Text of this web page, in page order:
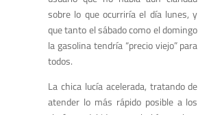
sobre lo que ocurriría el día lunes, y
quetanto el sábado como eldomingo
la gasolina tendría “precio viejo” para
todos.
La chicalucía acelerada, tratando de
atender lo más rápido posible a los